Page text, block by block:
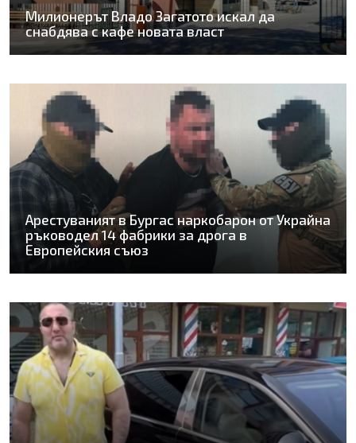
Милионерът Владо Загатото искал да
снабдява с кафе новата власт
Арестуваният в Бургас наркобарон от Украйна
ръководел 14 фабрики за дрога в
Европейския съюз